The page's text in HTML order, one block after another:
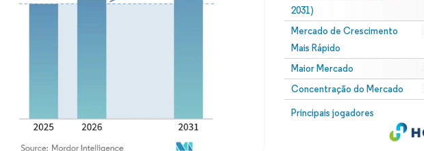
2031)
Mercado de Crescimento
Mais Rápido
Maior Mercado
Concentração do Mercado
Principais jogadores
Imagem © Mordor Intelligence. O
Imagem © Mordor Intelligence. O reuso requer atribuição conforme CC BY 4.0.